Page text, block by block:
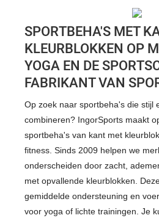
SPORTBEHA'S MET
KLEURBLOKKEN OP
YOGA EN DE
FABRIKANT VAN
Op zoek naar sportbeha's die stijl
combineren? IngorSports maakt
sportbeha's van kant met
fitness. Sinds 2009 helpen we
onderscheiden door zacht,
met opvallende kleurblokken.
gemiddelde ondersteuning en
voor yoga of lichte trainingen. Je